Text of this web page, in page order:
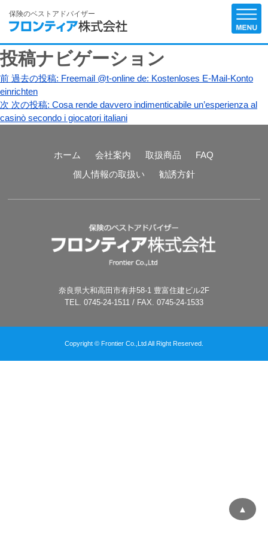
保険のベストアドバイザー
投稿ナビゲーション
前 過去の投稿: Freemail @t-online de: Kostenloses E-Mail-Konto
einrichten
次 次の投稿: Cosa rende davvero indimenticabile un’esperienza al
casinò secondo i giocatori italiani
ホーム 会社案内 取扱商品
FAQ
個人情報の取扱い
勧誘方針
奈良県大和高田市有井58-1 豊富住建ビル2F
TEL. 0745-24-1511 / FAX. 0745-24-1533
Copyright © Frontier Co.,Ltd All Right Reserved.
▲